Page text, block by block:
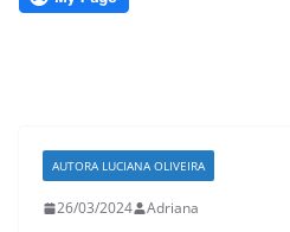
AUTORA LUCIANA OLIVEIRA
26/03/2024 Adriana